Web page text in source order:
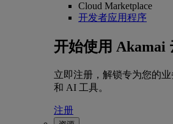
Cloud Marketplace
开发者应用程序
开始使用 Akamai
立即注册，解锁专为您的
和 AI 工具。
注册